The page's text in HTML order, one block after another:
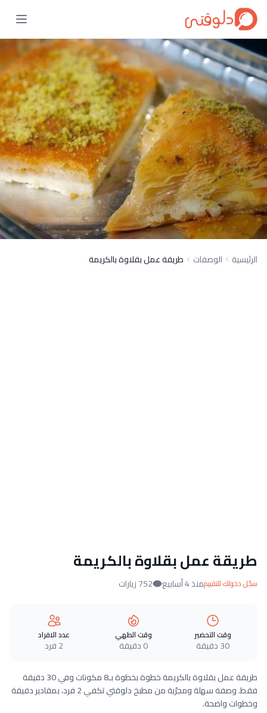
الرئيسية الوصفات طريقة عمل بقلاوة بالكريمة
طريقة عمل بقلاوة بالكريمة
سجّل دخولك للتقييممنذ 4 أسابيع 752 زيارات
وقت التحضير
30 دقيقة
وقت الطهي
0 دقيقة
عدد الافراد
2 فرد
طريقة عمل بقلاوة بالكريمة خطوة بخطوة بـ8 مكونات وفي 30 دقيقة
فقط. وصفة سهلة ومجرّبة من مطبخ دلوقتي تكفي 2 فرد، بمقادير دقيقة
وخطوات واضحة.